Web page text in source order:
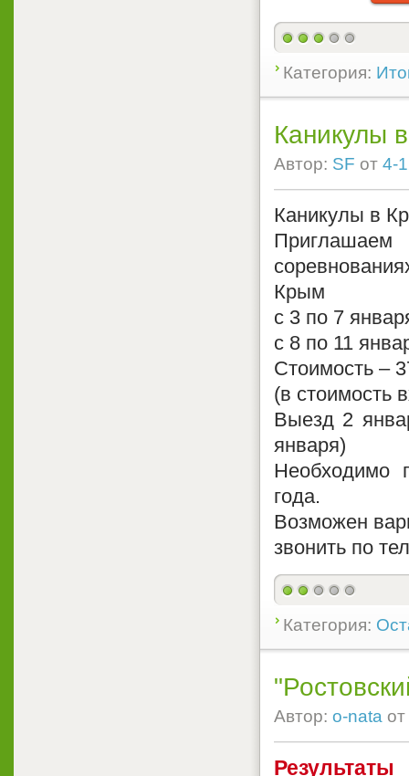
Категория:
Каникулы
Автор: SF от 4-
Каникулы в
Крым
с 3 по 7
с 8 по 11
Стоимость –
(в стоимость
Выезд 2
января)
Необходимо
года.
Возможен
звонить по
Категория:
Автор: o-nata от